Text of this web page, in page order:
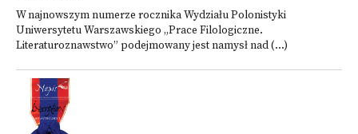
W najnowszym numerze rocznika Wydziału Polonistyki
Uniwersytetu Warszawskiego „Prace Filologiczne.
Literaturoznawstwo” podejmowany jest namysł nad (...)